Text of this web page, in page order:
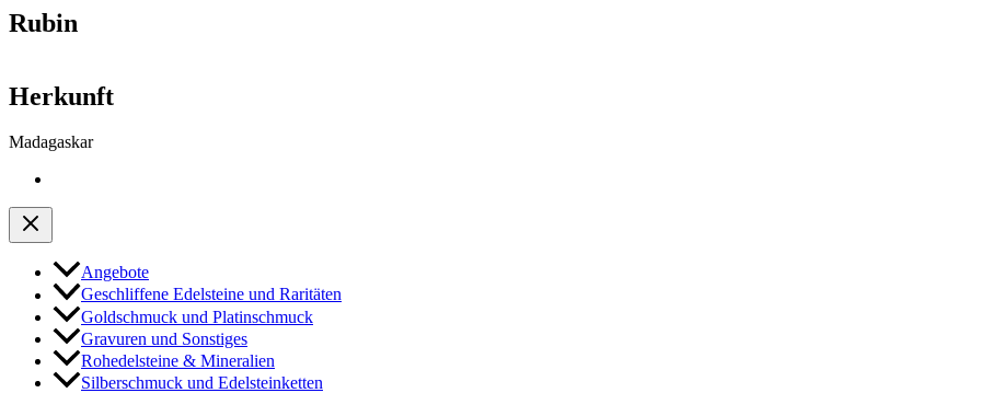
Rubin
Herkunft
Madagaskar
Angebote
Geschliffene Edelsteine und Raritäten
Goldschmuck und Platinschmuck
Gravuren und Sonstiges
Rohedelsteine & Mineralien
Silberschmuck und Edelsteinketten